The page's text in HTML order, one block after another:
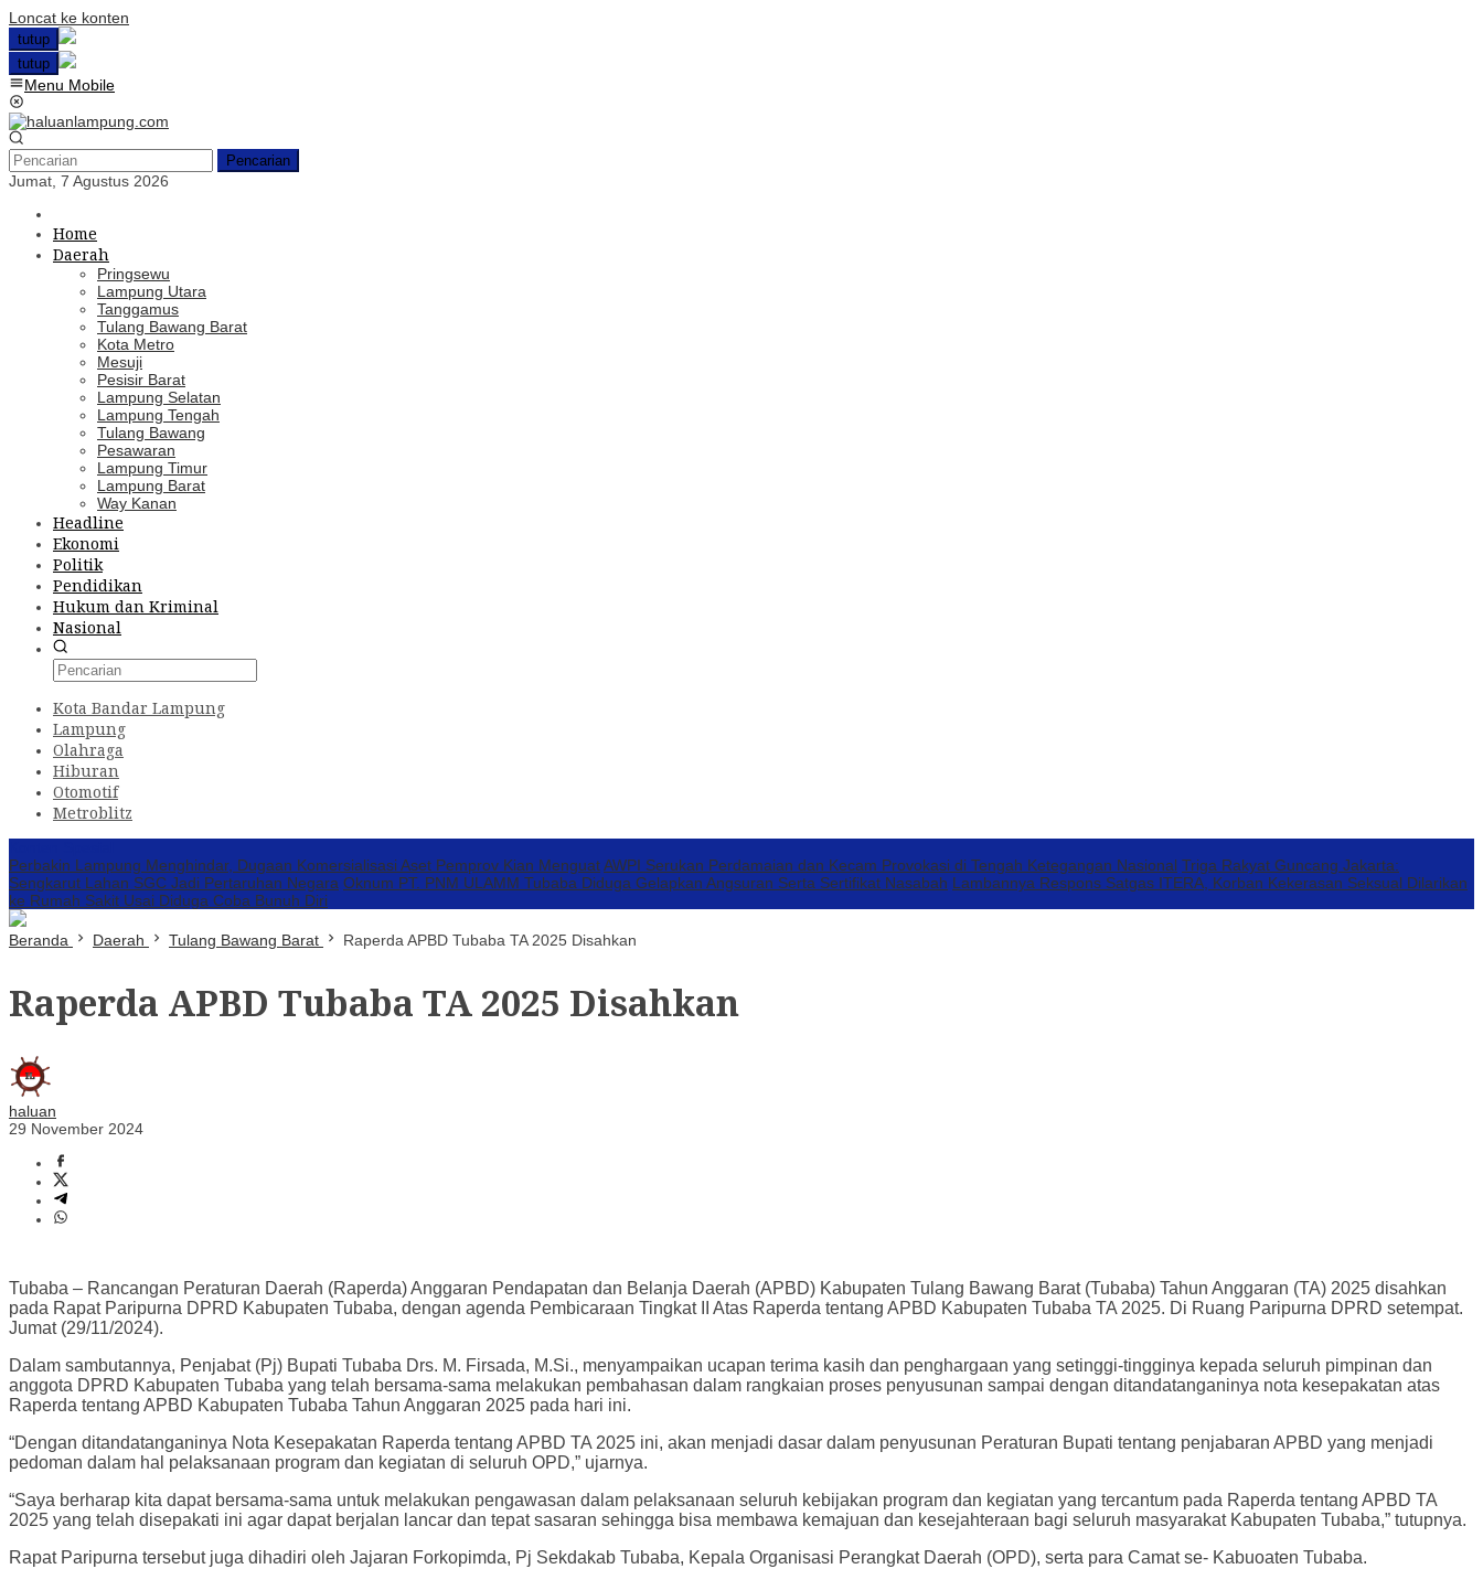
Loncat ke konten
tutup
tutup
Menu Mobile
Pencarian
Jumat, 7 Agustus 2026
Home
Daerah
Pringsewu
Lampung Utara
Tanggamus
Tulang Bawang Barat
Kota Metro
Mesuji
Pesisir Barat
Lampung Selatan
Lampung Tengah
Tulang Bawang
Pesawaran
Lampung Timur
Lampung Barat
Way Kanan
Headline
Ekonomi
Politik
Pendidikan
Hukum dan Kriminal
Nasional
Kota Bandar Lampung
Lampung
Olahraga
Hiburan
Otomotif
Metroblitz
Perbakin Lampung Menghindar, Dugaan Komersialisasi Aset Pemprov Kian MenguatAWPI Serukan Perdamaian dan Kecam Provokasi di Tengah Ketegangan Nasional Triga Rakyat Guncang Jakarta:
Sengkarut Lahan SGC Jadi Pertaruhan Negara Oknum PT. PNM ULAMM Tubaba Diduga Gelapkan Angsuran Serta Sertifikat Nasabah Lambannya Respons Satgas ITERA, Korban Kekerasan Seksual Dilarikan
ke Rumah Sakit Usai Diduga Coba Bunuh Diri
Beranda Daerah Tulang Bawang Barat Raperda APBD Tubaba TA 2025 Disahkan
Raperda APBD Tubaba TA 2025 Disahkan
haluan
29 November 2024
Tubaba – Rancangan Peraturan Daerah (Raperda) Anggaran Pendapatan dan Belanja Daerah (APBD) Kabupaten Tulang Bawang Barat (Tubaba) Tahun Anggaran (TA) 2025 disahkan
pada Rapat Paripurna DPRD Kabupaten Tubaba, dengan agenda Pembicaraan Tingkat II Atas Raperda tentang APBD Kabupaten Tubaba TA 2025. Di Ruang Paripurna DPRD setempat.
Jumat (29/11/2024).
Dalam sambutannya, Penjabat (Pj) Bupati Tubaba Drs. M. Firsada, M.Si., menyampaikan ucapan terima kasih dan penghargaan yang setinggi-tingginya kepada seluruh pimpinan dan
anggota DPRD Kabupaten Tubaba yang telah bersama-sama melakukan pembahasan dalam rangkaian proses penyusunan sampai dengan ditandatanganinya nota kesepakatan atas
Raperda tentang APBD Kabupaten Tubaba Tahun Anggaran 2025 pada hari ini.
“Dengan ditandatanganinya Nota Kesepakatan Raperda tentang APBD TA 2025 ini, akan menjadi dasar dalam penyusunan Peraturan Bupati tentang penjabaran APBD yang menjadi
pedoman dalam hal pelaksanaan program dan kegiatan di seluruh OPD,” ujarnya.
“Saya berharap kita dapat bersama-sama untuk melakukan pengawasan dalam pelaksanaan seluruh kebijakan program dan kegiatan yang tercantum pada Raperda tentang APBD TA
2025 yang telah disepakati ini agar dapat berjalan lancar dan tepat sasaran sehingga bisa membawa kemajuan dan kesejahteraan bagi seluruh masyarakat Kabupaten Tubaba,” tutupnya.
Rapat Paripurna tersebut juga dihadiri oleh Jajaran Forkopimda, Pj Sekdakab Tubaba, Kepala Organisasi Perangkat Daerah (OPD), serta para Camat se- Kabuoaten Tubaba.